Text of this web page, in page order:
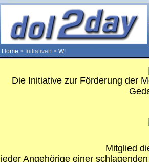
Home > Initiativen > W!
Die Initiative zur Förderung der
Mitglied
jeder Angehörige einer